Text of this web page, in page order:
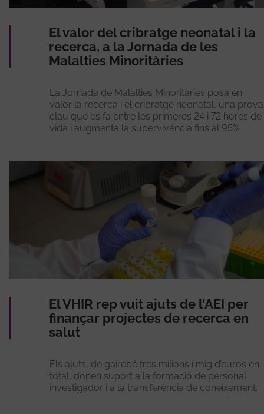
El valor del cribratge neonatal i la
recerca, a la Jornada de les
Malalties Minoritàries
La Jornada de Malalties Minoritàries posa en
valor la recerca i el cribratge neonatal, una prova
clau que es fa entre les primeres 24 i 72 hores de
vida i augmenta la supervivència fins al 95%
El VHIR rep vuit ajuts de l’AEI per
finançar projectes de recerca en
salut
Els ajuts, de gairebé tres milions i mig d’euros en
total, donen suport a la formació de personal
investigador i a la transferència de coneixement.